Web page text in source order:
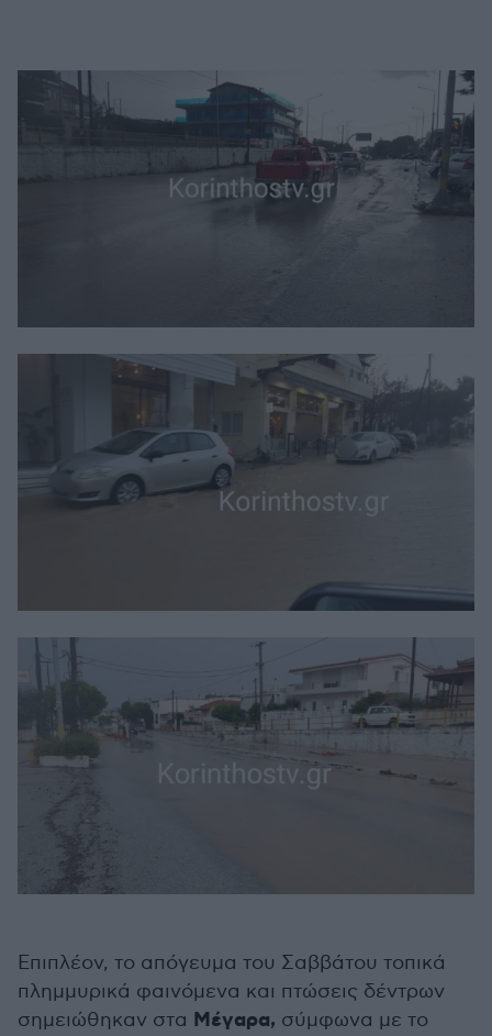
Επιπλέον, το απόγευμα του Σαββάτου τοπικά
πλημμυρικά φαινόμενα και πτώσεις δέντρων
σημειώθηκαν στα Μέγαρα, σύμφωνα με το